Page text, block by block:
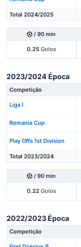
Total 2024/2025
/ 90 min
0.25Golos
2023/2024 Época
Competição
Liga I
Romania Cup
Play Offs 1st Division
Total 2023/2024
/ 90 min
0.22Golos
2022/2023 Época
Competição